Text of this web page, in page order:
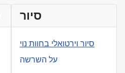
סיור
סיור וירטואלי בחוות נוי
על השרשה